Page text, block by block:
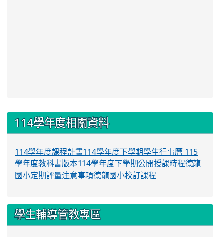
::: 114學年度相關資料
114學年度課程計畫114學年度下學期學生行事曆 115
學年度教科書版本114學年度下學期公開授課時程德龍
國小定期評量注意事項德龍國小校訂課程
學生輔導管教專區